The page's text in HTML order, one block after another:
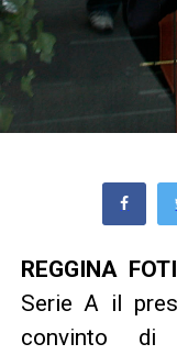
REGGINA FOTI
Serie A il
convinto di